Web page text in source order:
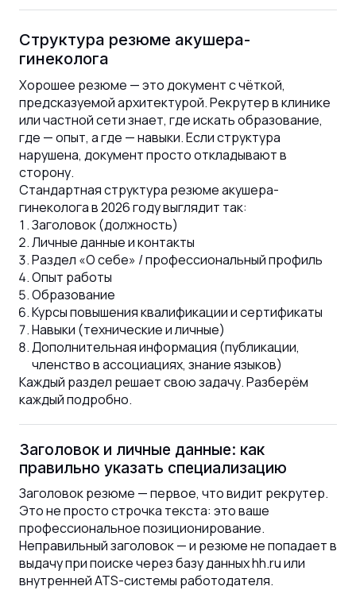
Структура резюме акушера-
гинеколога
Хорошее резюме — это документ с чёткой,
предсказуемой архитектурой. Рекрутер в клинике
или частной сети знает, где искать образование,
где — опыт, а где — навыки. Если структура
нарушена, документ просто откладывают в
сторону.
Стандартная структура резюме акушера-
гинеколога в 2026 году выглядит так:
Заголовок (должность)
Личные данные и контакты
Раздел «О себе» / профессиональный профиль
Опыт работы
Образование
Курсы повышения квалификации и сертификаты
Навыки (технические и личные)
Дополнительная информация (публикации,
членство в ассоциациях, знание языков)
Каждый раздел решает свою задачу. Разберём
каждый подробно.
Заголовок и личные данные: как
правильно указать специализацию
Заголовок резюме — первое, что видит рекрутер.
Это не просто строчка текста: это ваше
профессиональное позиционирование.
Неправильный заголовок — и резюме не попадает в
выдачу при поиске через базу данных hh.ru или
внутренней ATS-системы работодателя.